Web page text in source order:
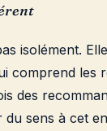
isolément.
comprend les
des
sens à cet